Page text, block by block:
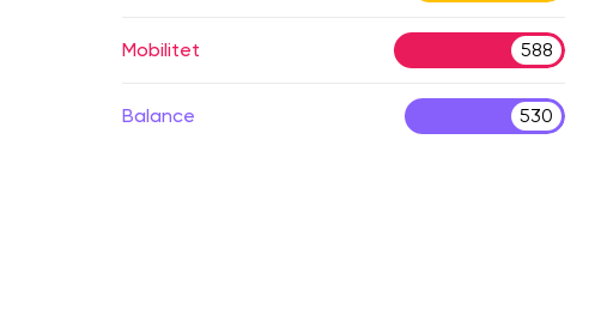
Mobilitet 588
Balance 530